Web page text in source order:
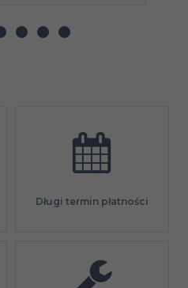
Długi termin płatności